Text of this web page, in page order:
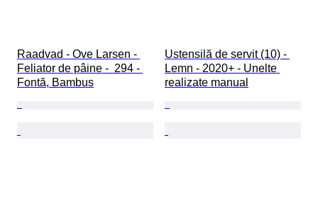
Raadvad - Ove Larsen -
Feliator de pâine -  294 -
Fontă, Bambus
Ustensilă de servit (10) -
Lemn - 2020+ - Unelte
realizate manual